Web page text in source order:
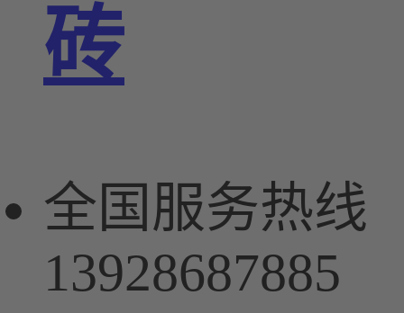
砖
全国服务热线
13928687885